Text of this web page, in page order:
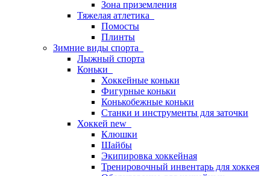
Зона приземления
Тяжелая атлетика
Помосты
Плинты
Зимние виды спорта
Лыжный спорта
Коньки
Хоккейные коньки
Фигурные коньки
Конькобежные коньки
Станки и инструменты для заточки
Хоккей new
Клюшки
Шайбы
Экипировка хоккейная
Тренировочный инвентарь для хоккея